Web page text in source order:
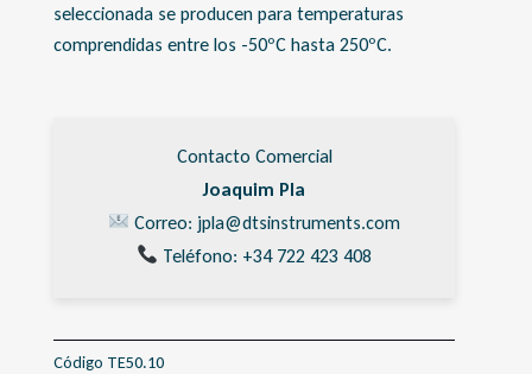
seleccionada se producen para temperaturas
comprendidas entre los -50ºC hasta 250ºC.
Contacto Comercial
Joaquim Pla
Correo: jpla@dtsinstruments.com
Teléfono: +34 722 423 408
Código TE50.10